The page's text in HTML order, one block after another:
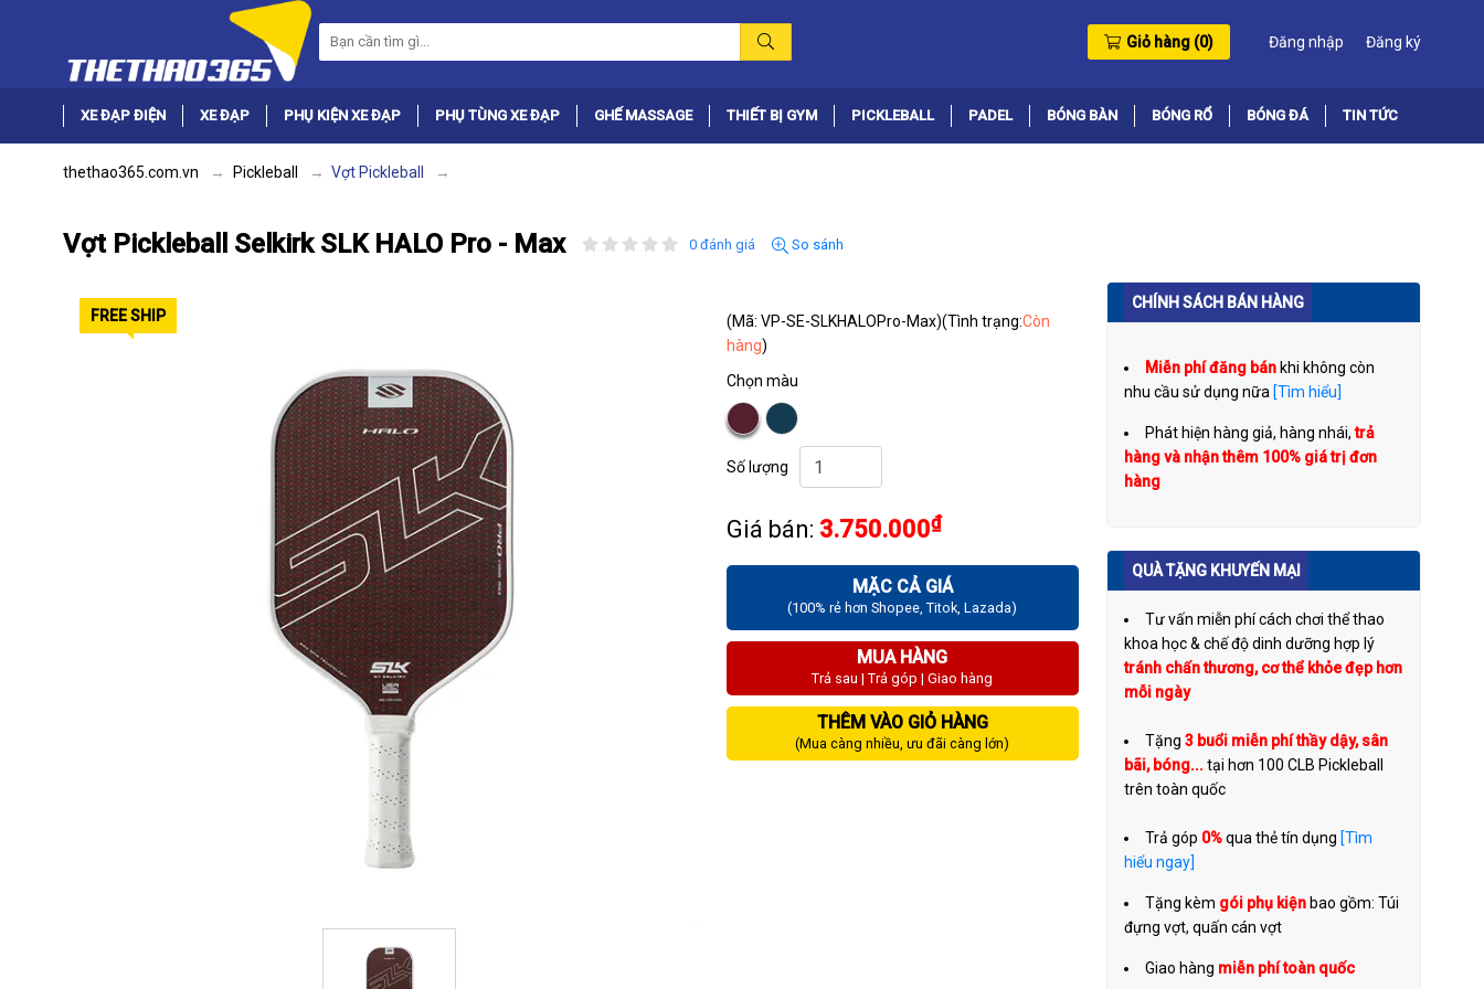
Giỏ hàng (0) Đăng nhập Đăng ký
XE ĐẠP ĐIỆN XE ĐẠP PHỤ KIỆN XE ĐẠP PHỤ TÙNG XE ĐẠP GHẾ MASSAGE THIẾT BỊ GYM PICKLEBALL PADEL BÓNG BÀN BÓNG RỔ BÓNG ĐÁ TIN TỨC
thethao365.com.vn Pickleball Vợt Pickleball
Vợt Pickleball Selkirk SLK HALO Pro - Max 0 đánh giá So sánh
FREE SHIP (Mã: VP-SE-SLKHALOPro-Max)(Tình trạng:Còn
hàng)
Chọn màu
Số lượng
Giá bán: 3.750.000₫
MẶC CẢ GIÁ
(100% rẻ hơn Shopee, Titok, Lazada)
MUA HÀNG
Trả sau | Trả góp | Giao hàng
THÊM VÀO GIỎ HÀNG
(Mua càng nhiều, ưu đãi càng lớn)
CHÍNH SÁCH BÁN HÀNG
Miễn phí đăng bán khi không còn
nhu cầu sử dụng nữa [Tìm hiểu]
Phát hiện hàng giả, hàng nhái,trả
hàng và nhận thêm 100% giá trị đơn
hàng
QUÀ TẶNG KHUYẾN MẠI
Tư vấn miễn phí cách chơi thể thao
khoa học & chế độ dinh dưỡng hợp lý
tránh chấn thương, cơ thể khỏe đẹp hơn
mỗi ngày
Tặng 3 buổi miễn phí thầy dậy, sân
bãi, bóng... tại hơn 100 CLB Pickleball
trên toàn quốc
Trả góp 0%qua thẻ tín dụng [Tìm
hiểu ngay]
Tặng kèm gói phụ kiện bao gồm: Túi
đựng vợt, quấn cán vợt
Giao hàng miễn phí toàn quốc